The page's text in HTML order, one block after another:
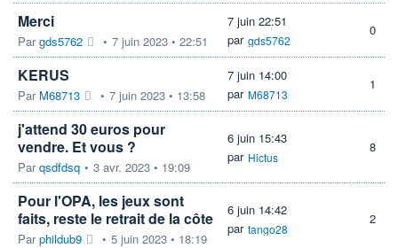
Merci
Pargds5762 • 7 juin 2023 • 22:51
7 juin 22:51
par gds5762
0
KERUS
Par M68713 • 7 juin 2023 • 13:58
7 juin 14:00
par M68713
1
j'attend 30 euros pour
vendre. Et vous ?
Parqsdfdsq • 3 avr. 2023 • 19:09
6 juin 15:43
par Hictus
8
Pour l'OPA, les jeux sont
faits, reste le retrait de la côte
Parphildub9 • 5 juin 2023 • 18:19
6 juin 14:42
par tango28
2